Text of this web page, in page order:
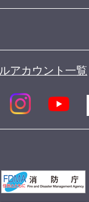
アカウント一覧